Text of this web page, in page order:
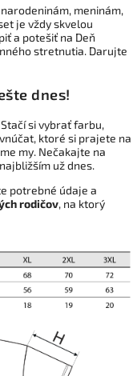
narodeninám, meninám,
je vždy skvelou
a potešiť na Deň
stretnutia. Darujte
dnes!
si vybrať farbu,
ktoré si prajete na
my. Nečakajte na
už dnes.
potrebné údaje a
rodičov, na ktorý